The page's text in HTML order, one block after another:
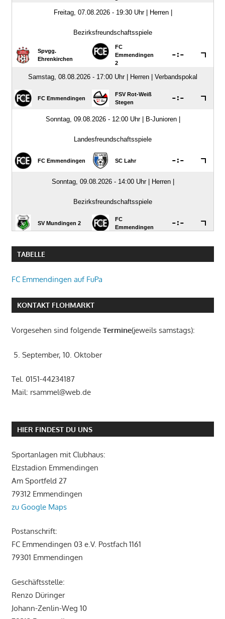
TABELLE
FC Emmendingen auf FuPa
KONTAKT FLOHMARKT
Vorgesehen sind folgende Termine(jeweils samstags):
5. September, 10. Oktober
Tel. 0151-44234187
Mail: rsammel@web.de
HIER FINDEST DU UNS
Sportanlagen mit Clubhaus:
Elzstadion Emmendingen
Am Sportfeld 27
79312 Emmendingen
zu Google Maps
Postanschrift:
FC Emmendingen 03 e.V. Postfach 1161
79301 Emmendingen
Geschäftsstelle:
Renzo Düringer
Johann-Zenlin-Weg 10